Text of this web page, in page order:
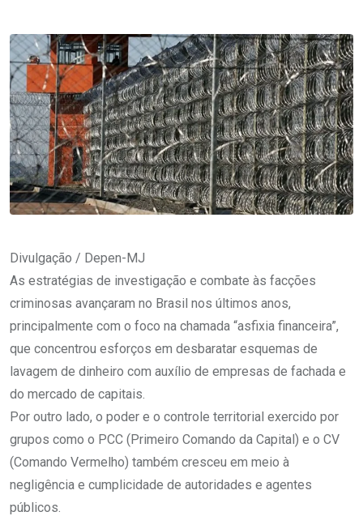
Divulgação / Depen-MJ
As estratégias de investigação e combate às facções
criminosas avançaram no Brasil nos últimos anos,
principalmente com o foco na chamada “asfixia financeira”,
que concentrou esforços em desbaratar esquemas de
lavagem de dinheiro com auxílio de empresas de fachada e
do mercado de capitais.
Por outro lado, o poder e o controle territorial exercido por
grupos como o PCC (Primeiro Comando da Capital) e o CV
(Comando Vermelho) também cresceu em meio à
negligência e cumplicidade de autoridades e agentes
públicos.